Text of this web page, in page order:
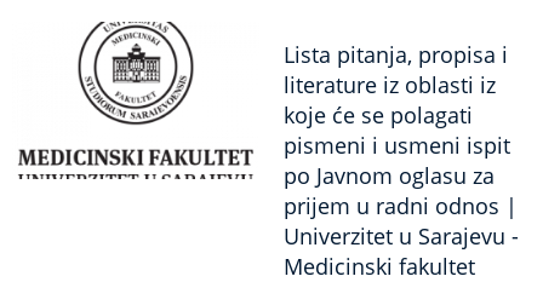
Lista pitanja, propisa i
literature iz oblasti iz
koje će se polagati
pismeni i usmeni ispit
po Javnom oglasu za
prijem u radni odnos |
Univerzitet u Sarajevu -
Medicinski fakultet